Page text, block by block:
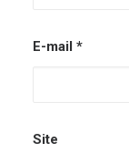
E-mail *
Site